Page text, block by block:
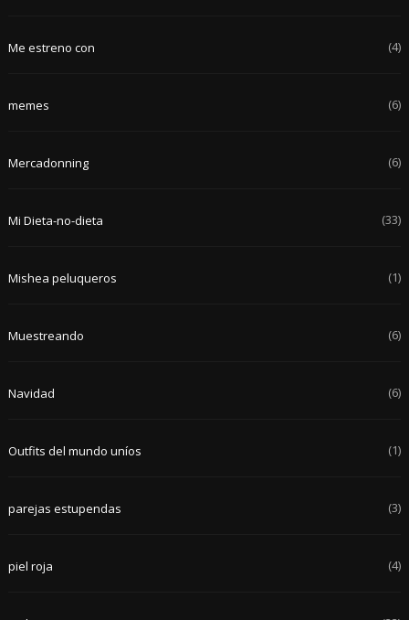
Me estreno con (4)
memes (6)
Mercadonning (6)
Mi Dieta-no-dieta (33)
Mishea peluqueros (1)
Muestreando (6)
Navidad (6)
Outfits del mundo uníos (1)
parejas estupendas (3)
piel roja (4)